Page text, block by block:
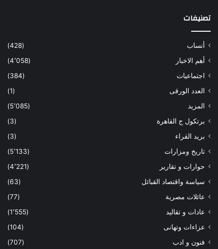
تصنيفات
أنساب
(428)
أهم الاخبار
(4٬058)
اجتماعيات
(384)
العدد الورقى
(1)
المزيد
(5٬085)
برتكول ج القاهرة
(3)
بريد القراء
(3)
تاريخ ومزارات
(5٬133)
حوارات و تقارير
(4٬221)
سياسة واقتصاد القبائل
(63)
عائلات مصرية
(77)
عادات و تقاليد
(1٬555)
عزاءات وتهانى
(104)
فنون و ادب
(707)